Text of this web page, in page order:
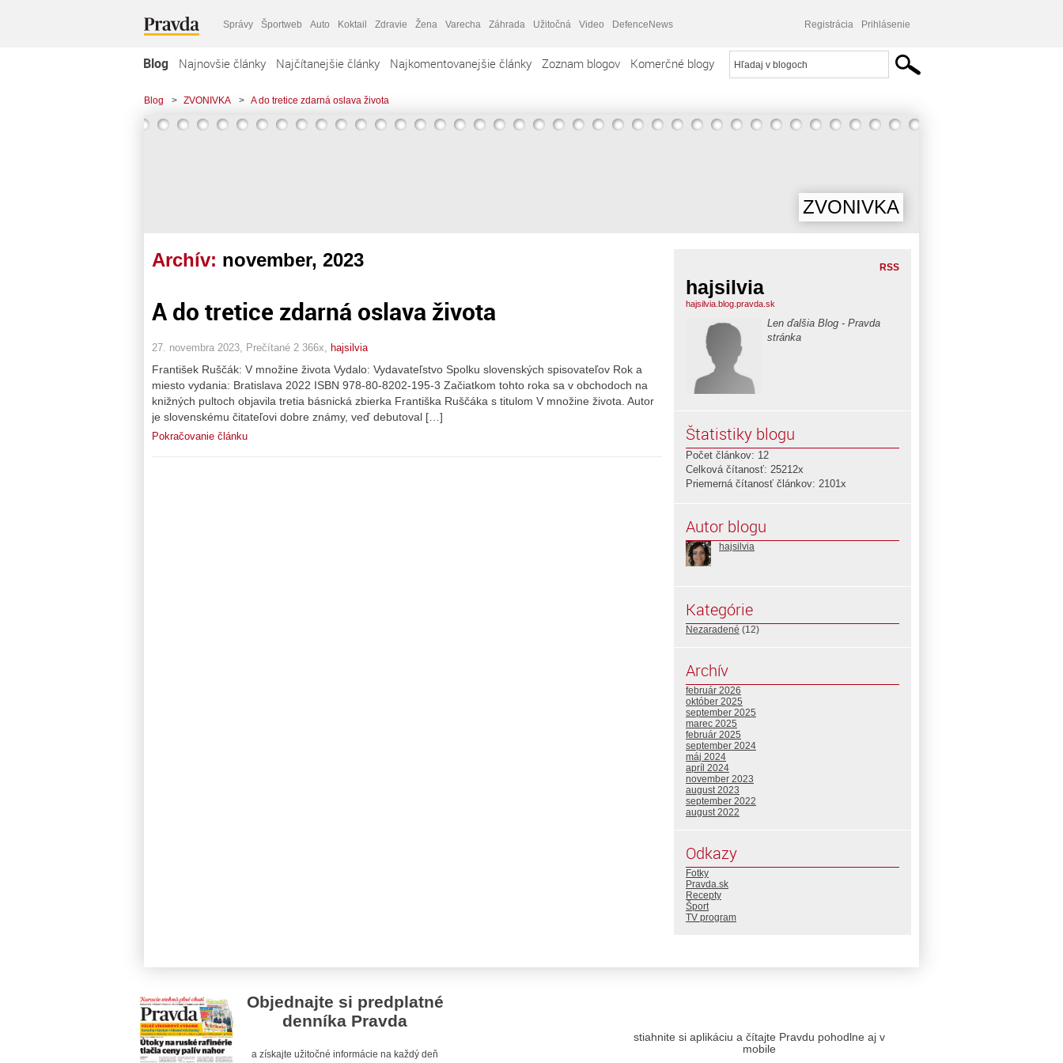
Správy Športweb Auto Koktail Zdravie Žena Varecha Záhrada Užitočná Video DefenceNews Registrácia Prihlásenie
Blog Najnovšie články Najčítanejšie články Najkomentovanejšie články Zoznam blogov Komerčné blogy
Blog > ZVONIVKA > A do tretice zdarná oslava života
ZVONIVKA
Archív: november, 2023
A do tretice zdarná oslava života
27. novembra 2023, Prečítané 2 366x, hajsilvia
František Ruščák: V množine života Vydalo: Vydavateľstvo Spolku slovenských spisovateľov Rok a
miesto vydania: Bratislava 2022 ISBN 978-80-8202-195-3 Začiatkom tohto roka sa v obchodoch na
knižných pultoch objavila tretia básnická zbierka Františka Ruščáka s titulom V množine života. Autor
je slovenskému čitateľovi dobre známy, veď debutoval […]
Pokračovanie článku
RSS
hajsilvia
hajsilvia.blog.pravda.sk
Len ďalšia Blog - Pravda
stránka
Štatistiky blogu
Počet článkov: 12
Celková čítanosť: 25212x
Priemerná čítanosť článkov: 2101x
Autor blogu
hajsilvia
Kategórie
Nezaradené (12)
Archív
február 2026
október 2025
september 2025
marec 2025
február 2025
september 2024
máj 2024
apríl 2024
november 2023
august 2023
september 2022
august 2022
Odkazy
Fotky
Pravda.sk
Recepty
Šport
TV program
Objednajte si predplatné
denníka Pravda
a získajte užitočné informácie na každý deň
stiahnite si aplikáciu a čítajte Pravdu pohodlne aj v
mobile